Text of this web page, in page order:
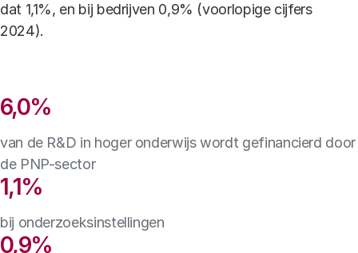
dat 1,1%, en bij bedrijven 0,9% (voorlopige cijfers
2024).
Feiten en cijfers
6,0%
van de R&D in hoger onderwijs wordt gefinancierd door
de PNP-sector
1,1%
bij onderzoeksinstellingen
0,9%